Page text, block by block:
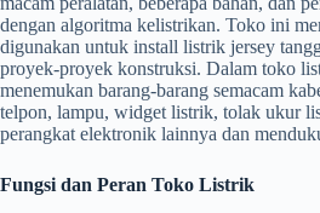
dengan algoritma kelistrikan. Toko ini
digunakan untuk install listrik jersey
proyek-proyek konstruksi. Dalam toko
menemukan barang-barang semacam
telpon, lampu, widget listrik, tolak ukur
perangkat elektronik lainnya dan
Fungsi dan Peran Toko Listrik